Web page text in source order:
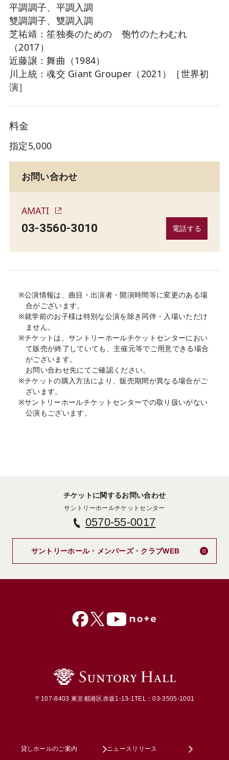
平調調子、平調入調
雙調調子、雙調入調
芝祐靖：笙独奏のための 匏竹のたわむれ
（2017）
近藤譲：舞曲（1984）
川上統：魂交 Giant Grouper（2021）［世界初
演］
料金
指定5,000
お問い合わせ
AMATI
03-3560-3010 電話する
※公演情報は、曲目・出演者・開演時間等に変更のある場
合がございます。
※就学前のお子様は特別な公演を除き同伴・入場いただけ
ません。
※チケットは、サントリーホールチケットセンターにおい
て販売が終了していても、主催元等でご用意できる場合
がございます。
お問い合わせ先にてご確認ください。
※チケットの購入方法により、販売期間が異なる場合がご
ざいます。
※サントリーホールチケットセンターでの取り扱いがない
公演もございます。
チケットに関するお問い合わせ
サントリーホールチケットセンター
0570-55-0017
サントリーホール・メンバーズ・クラブWEB
〒107-8403 東京都港区赤坂1-13-1TEL：03-3505-1001
貸しホールのご案内 ニュースリリース